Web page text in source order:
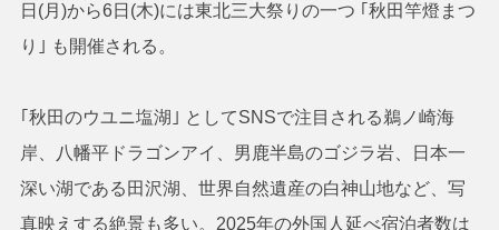
日(月)から6日(木)には東北三大祭りの一つ ｢秋田竿燈まつ
り｣ も開催される。
｢秋田のウユニ塩湖｣ としてSNSで注目される鵜ノ崎海
岸、八幡平ドラゴンアイ、男鹿半島のゴジラ岩、日本一
深い湖である田沢湖、世界自然遺産の白神山地など、写
真映えする絶景も多い。2025年の外国人延べ宿泊者数は